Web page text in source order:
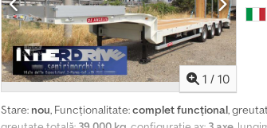
1 / 10
Stare: nou, Funcționalitate:complet funcțional,